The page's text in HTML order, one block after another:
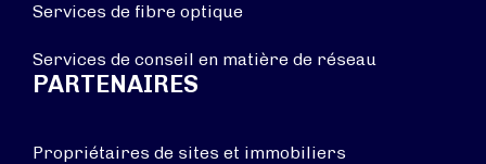
Services de fibre optique
Services de conseil en matière de réseau
PARTENAIRES
Propriétaires de sites et immobiliers